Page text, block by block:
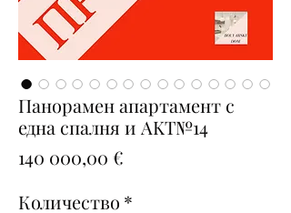
Панорамен апартамент с
една спалня и AKT№14
140 000,00 €
Количество *